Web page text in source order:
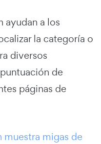
ayudan a los
la categoría o
diversos
de
páginas de
migas de